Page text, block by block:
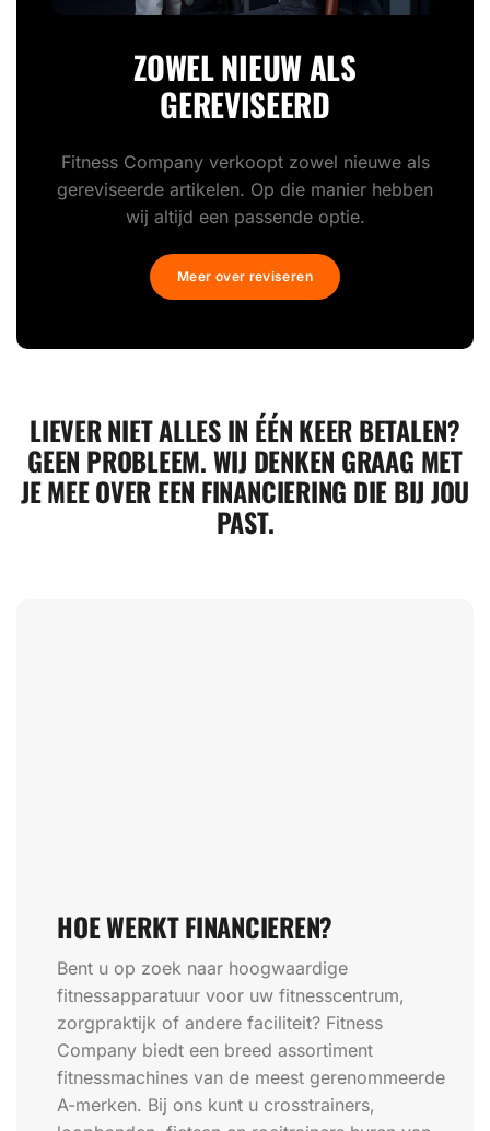
ZOWEL NIEUW ALS
GEREVISEERD
Fitness Company verkoopt zowel nieuwe als
gereviseerde artikelen. Op die manier hebben
wij altijd een passende optie.
Meer over reviseren
LIEVER NIET ALLES IN ÉÉN KEER BETALEN?
GEEN PROBLEEM. WIJ DENKEN GRAAG MET
JE MEE OVER EEN FINANCIERING DIE BIJ JOU
PAST.
HOE WERKT FINANCIEREN?
Bent u op zoek naar hoogwaardige
fitnessapparatuur voor uw fitnesscentrum,
zorgpraktijk of andere faciliteit? Fitness
Company biedt een breed assortiment
fitnessmachines van de meest gerenommeerde
A-merken. Bij ons kunt u crosstrainers,